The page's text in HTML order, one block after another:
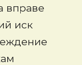
вправе
иск